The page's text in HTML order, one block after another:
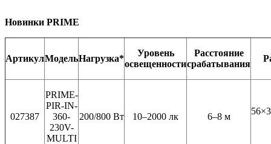
Новинки PRIME
АртикулМодельНагрузка*
Уровень
освещенности
Расстояние
срабатывания
027387
PRIME-
PIR-IN-
360-
230V-
MULTI
200/800 Вт 10–2000 лк 6–8 м